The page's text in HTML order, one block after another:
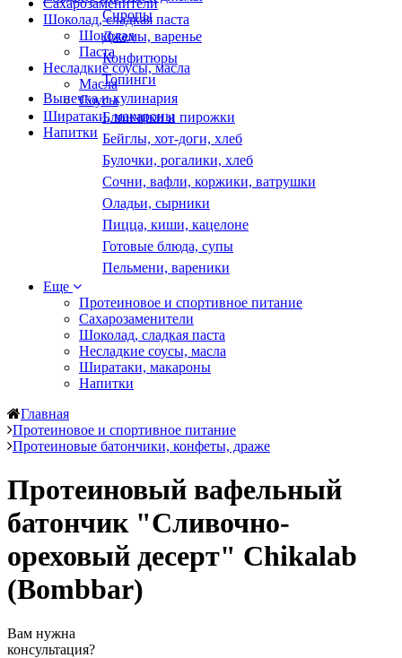
Сахарозаменители
Шоколад, сладкая паста
Шоколад
Паста
Несладкие соусы, масла
Масла
Соусы
Ширатаки, макароны
Напитки
Сиропы
Джемы, варенье
Конфитюры
Топинги
Выпечка и кулинария
Блинчики и пирожки
Бейглы, хот-доги, хлеб
Булочки, рогалики, хлеб
Сочни, вафли, коржики, ватрушки
Оладьи, сырники
Пицца, киши, кацелоне
Готовые блюда, супы
Пельмени, вареники
Еще
Протеиновое и спортивное питание
Сахарозаменители
Шоколад, сладкая паста
Несладкие соусы, масла
Ширатаки, макароны
Напитки
Главная
Протеиновое и спортивное питание
Протеиновые батончики, конфеты, драже
Протеиновый вафельный
батончик "Сливочно-
ореховый десерт" Chikalab
(Bombbar)
Вам нужна
консультация?